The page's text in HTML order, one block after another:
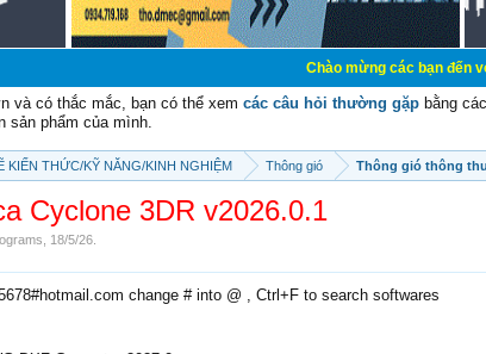
Chào mừng các bạn đến với Diễn
và có thắc mắc, bạn có thể xem các câu hỏi thường gặp bằng
sản phẩm của mình.
KIẾN THỨC/KỸ NĂNG/KINH NGHIỆM Thông gió Thông gió thông
Cyclone 3DR v2026.0.1
18/5/26
change # into @ , Ctrl+F to search softwares